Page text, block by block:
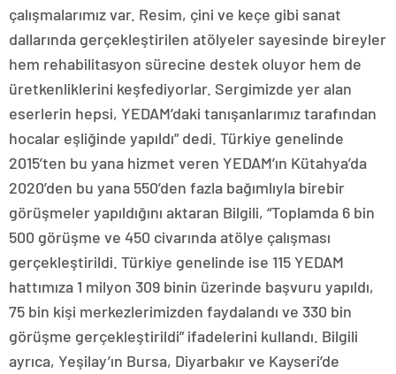
çalışmalarımız var. Resim, çini ve keçe gibi sanat
dallarında gerçekleştirilen atölyeler sayesinde bireyler
hem rehabilitasyon sürecine destek oluyor hem de
üretkenliklerini keşfediyorlar. Sergimizde yer alan
eserlerin hepsi, YEDAM’daki tanışanlarımız tarafından
hocalar eşliğinde yapıldı” dedi. Türkiye genelinde
2015’ten bu yana hizmet veren YEDAM’ın Kütahya’da
2020’den bu yana 550’den fazla bağımlıyla birebir
görüşmeler yapıldığını aktaran Bilgili, “Toplamda 6 bin
500 görüşme ve 450 civarında atölye çalışması
gerçekleştirildi. Türkiye genelinde ise 115 YEDAM
hattımıza 1 milyon 309 binin üzerinde başvuru yapıldı,
75 bin kişi merkezlerimizden faydalandı ve 330 bin
görüşme gerçekleştirildi” ifadelerini kullandı. Bilgili
ayrıca, Yeşilay’ın Bursa, Diyarbakır ve Kayseri’de